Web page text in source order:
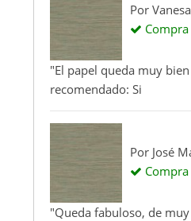
Por
"El papel queda muy
recomendado: Si
Por José
"Queda fabuloso, de